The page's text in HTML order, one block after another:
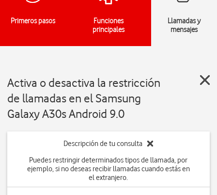
Primeros pasos
Funciones
principales
Llamadas y
mensajes
Activa o desactiva la restricción
de llamadas en el Samsung
Galaxy A30s Android 9.0
Descripción de tu consulta
Puedes restringir determinados tipos de llamada, por
ejemplo, si no deseas recibir llamadas cuando estás en
el extranjero.